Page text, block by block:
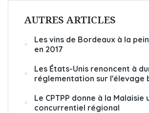
AUTRES ARTICLES
Les vins de Bordeaux à la
en 2017
Les États-Unis renoncent à
réglementation sur l'élevage
Le CPTPP donne à la Malaisie
concurrentiel régional